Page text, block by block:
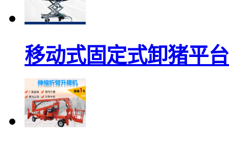
移动式固定式卸猪平台